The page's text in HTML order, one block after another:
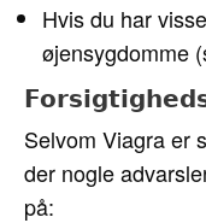
Hvis du har
øjensygdomme
Selvom Viagra er
der nogle
på: